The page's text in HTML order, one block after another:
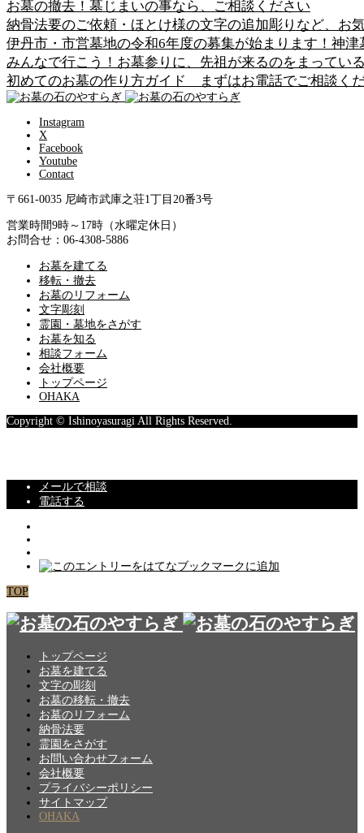
お墓の撤去！墓じまいの事なら、ご相談ください
納骨法要のご依頼・ほとけ様の文字の追加彫りなど、お
伊丹市・市営墓地の令和6年度の募集が始まります！神
みんなで行こう！お墓参りに、先祖が来るのをまってい
初めてのお墓の作り方ガイド まずはお電話でご相談く
Instagram
X
Facebook
Youtube
Contact
〒661-0035 尼崎市武庫之荘1丁目20番3号
営業時間9時～17時（水曜定休日）
お問合せ：06-4308-5886
お墓を建てる
移転・撤去
お墓のリフォーム
文字彫刻
霊園・墓地をさがす
お墓を知る
相談フォーム
会社概要
トップページ
OHAKA
Copyright © Ishinoyasuragi All Rights Reserved.
メールで相談
電話する
TOP
トップページ
お墓を建てる
文字の彫刻
お墓の移転・撤去
お墓のリフォーム
納骨法要
霊園をさがす
お問い合わせフォーム
会社概要
プライバシーポリシー
サイトマップ
OHAKA